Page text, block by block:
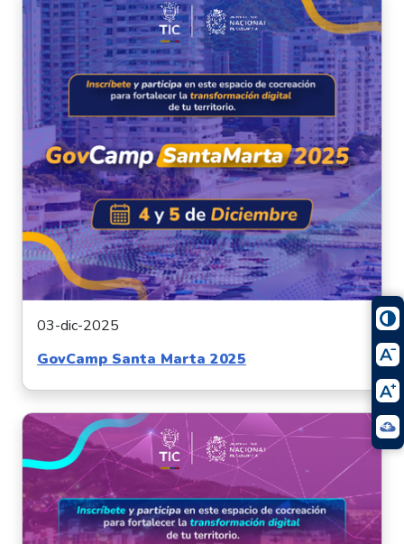
03-dic-2025
GovCamp Santa Marta 2025